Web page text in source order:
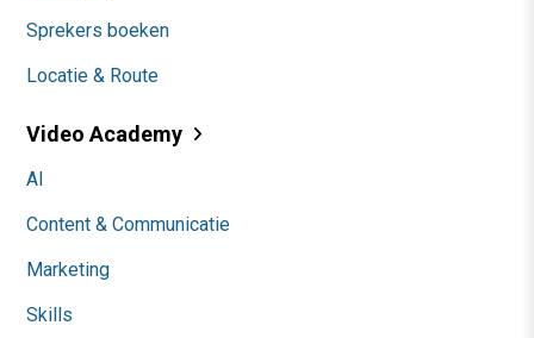
Sprekers boeken
Locatie & Route
Video Academy
AI
Content & Communicatie
Marketing
Skills